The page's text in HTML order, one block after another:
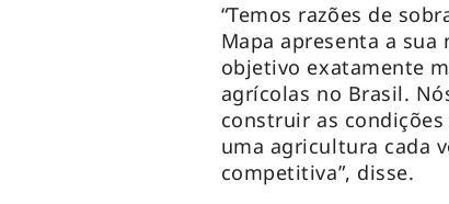
“Temos razões de
Mapa apresenta a
objetivo exatamente
agrícolas no Brasil.
construir as
uma agricultura cada
competitiva”, disse.